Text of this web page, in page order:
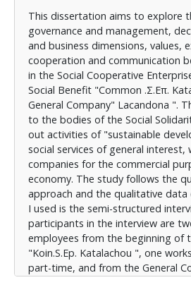
δουλεύει καθημερινά και ο
και από την Ομόρρυθμη
εργαζόμενες από τα τέσσερα
ίδρυσαν και εργάζονται στην
παρουσίαση των ευρημάτων
συγκριτικό πίνακα για τις δύο
δεδομένα που αναδείχθηκαν.
ανάλυση των ευρημάτων
θεματική ανάλυση για να
Κοιν.Σ.Επ. και στην Ο.Ε το
διακυβέρνησης, ο τρόπος
δραστηριότητας ώστε να
κοινωνικός σκοπός τους, η
λήψης αποφάσεων είναι
Συμπερασματικά, η μελέτη
ιδιαίτερα χαρακτηριστικά, τις
διακυβέρνησης και διαχείρισης,
πλαίσιο λειτουργίας, η κοινωνική
This dissertation aims to explore
governance and management,
and business dimensions, values,
cooperation and communication
in the Social Cooperative
Social Benefit "Common .Σ.Επ.
General Company" Lacandona ".
to the bodies of the Social
out activities of "sustainable
social services of general interest,
companies for the commercial
economy. The study follows the
approach and the qualitative data
I used is the semi-structured
participants in the interview are
employees from the beginning of
"Koin.S.Ep. Katalachou ", one
part-time, and from the General